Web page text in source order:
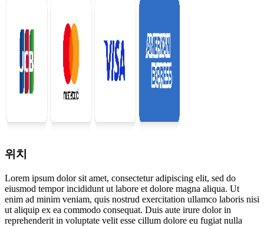
위치
Lorem ipsum dolor sit amet, consectetur adipiscing elit, sed do
eiusmod tempor incididunt ut labore et dolore magna aliqua. Ut
enim ad minim veniam, quis nostrud exercitation ullamco laboris nisi
ut aliquip ex ea commodo consequat. Duis aute irure dolor in
reprehenderit in voluptate velit esse cillum dolore eu fugiat nulla